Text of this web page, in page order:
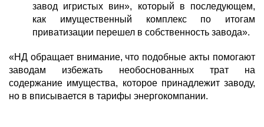
завод игристых вин», который в последующем,
как имущественный комплекс по итогам
приватизации перешел в собственность завода».
«НД обращает внимание, что подобные акты помогают
заводам избежать необоснованных трат на
содержание имущества, которое принадлежит заводу,
но в вписывается в тарифы энергокомпании.